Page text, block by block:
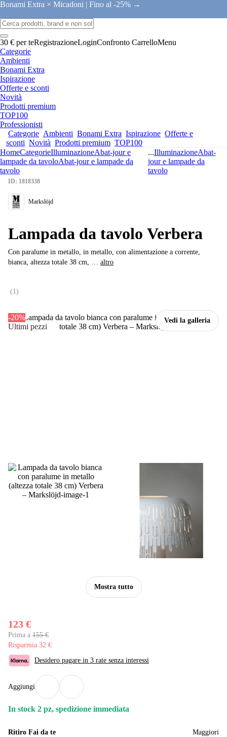
Bonami Extra × Micadoni | Fino al -25% →
30 € per teRegistrazioneLoginConfronto CarrelloMenu
Categorie
Ambienti
Bonami Extra
Ispirazione
Offerte e sconti
Novità
Prodotti premium
TOP100
Professionisti
Categorie Ambienti Bonami Extra Ispirazione Offerte e
sconti Novità Prodotti premium TOP100
HomeCategorieIlluminazioneAbat-jour e
lampade da tavoloAbat-jour e lampade da
tavolo
...IlluminazioneAbat-
jour e lampade da
tavolo
Vedi la galleria
Mostra tutto
-20%
Ultimi pezzi
ID: 1818338
Markslöjd
Lampada da tavolo Verbera
Con paralume in metallo, in metallo, con alimentazione a corrente,
bianca, altezza totale 38 cm, … altro
(1 )
123 €
Prima a 155 €
Risparmia 32 €
Desidero pagare in 3 rate senza interessi
Aggiungi
In stock 2 pz, spedizione immediata
Ritiro Fai da te
Maggiori